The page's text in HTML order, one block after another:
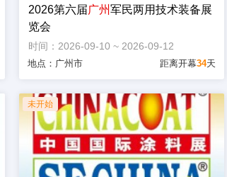
2026第六届广州军民两用技术装备展
览会
时间：2026-09-10 ~ 2026-09-12
地点：广州市 距离开幕34天